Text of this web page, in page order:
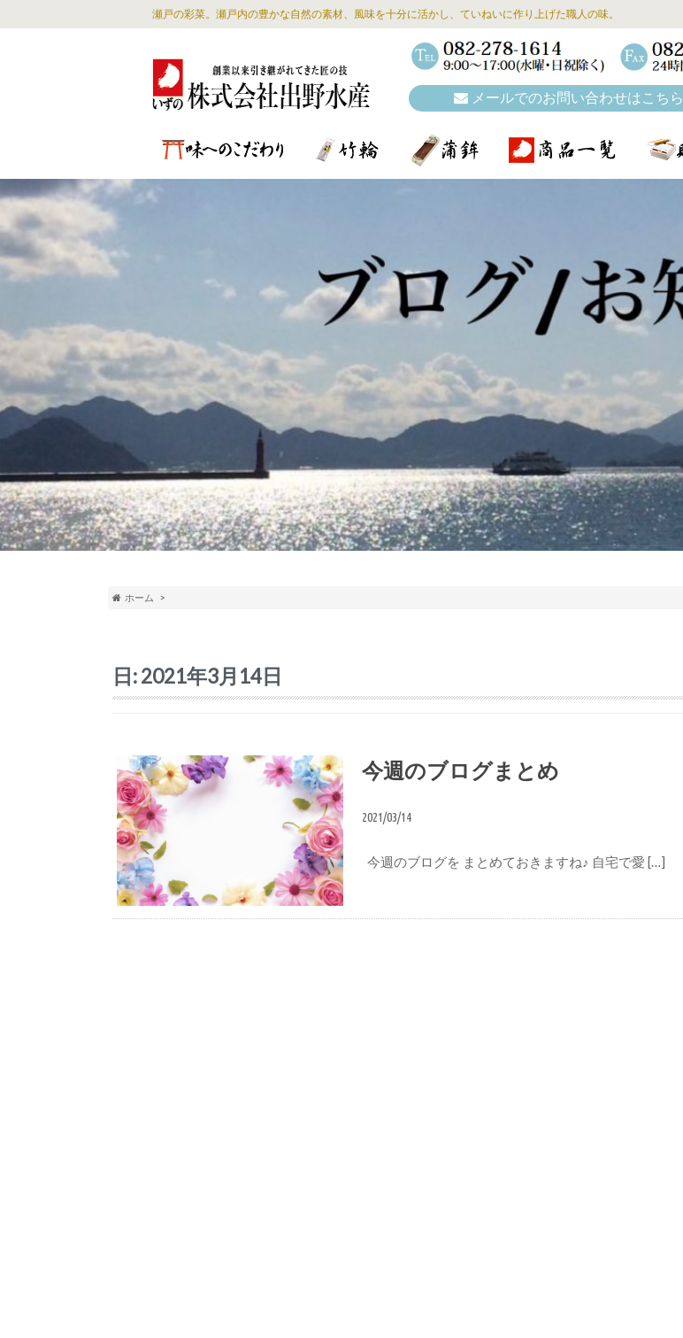
瀬戸の彩菜。瀬戸内の豊かな自然の素材、風味を十分に活かし、ていねいに作り上げた職人の味。
メールでのお問い合わせはこちら
ホーム
日:2021年3月14日
１週間のまとめ
今週のブログまとめ
2021/03/14
今週のブログを まとめておきますね♪ 自宅で愛 […]